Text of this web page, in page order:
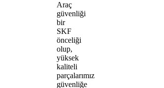
Araç
güvenliği
bir
SKF
önceliği
olup,
yüksek
kaliteli
parçalarımız
güvenliğe